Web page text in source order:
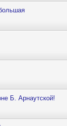
Б. Арнаутской!